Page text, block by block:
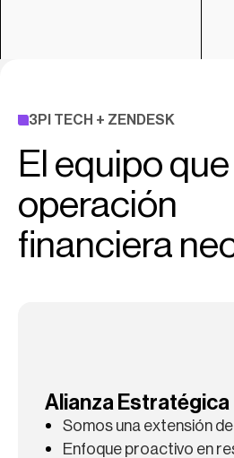
APIs core
SAP
3PI TECH + ZENDESK
El equipo
operación
financiera
Alianza Estratégica
Somos una extensión
Enfoque proactivo en